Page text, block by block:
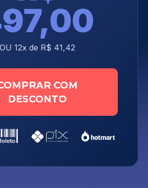
OU 12x de R$ 41,42
COM
DESCONTO